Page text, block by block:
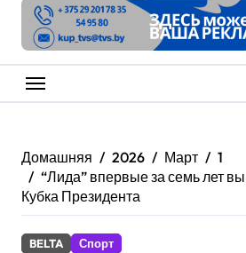
Домашняя 2026 Март
1
“Лида” впервые за семь лет
Кубка Президента
BELTA Спорт